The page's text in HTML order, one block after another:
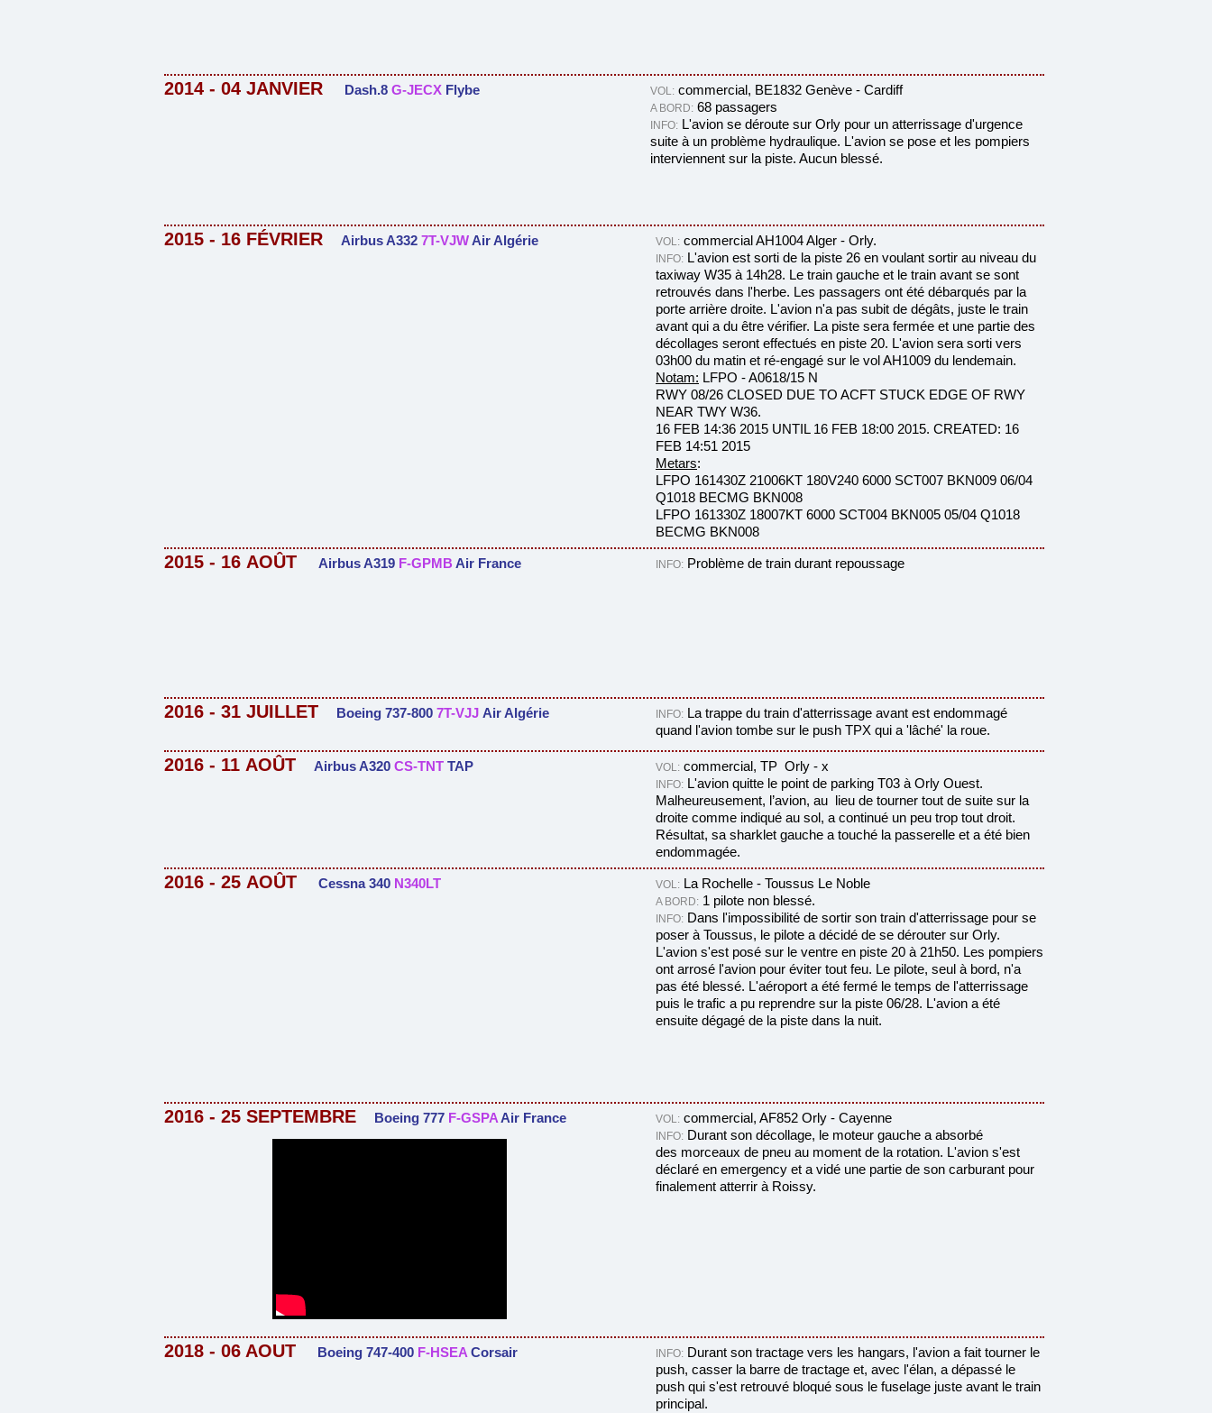
2014 - 04 JANVIER Dash.8 G-JECX Flybe VOL: commercial, BE1832 Genève - Cardiff
A BORD: 68 passagers
INFO: L'avion se déroute sur Orly pour un atterrissage d'urgence
suite à un problème hydraulique. L'avion se pose et les pompiers
interviennent sur la piste. Aucun blessé.
2015 - 16 FÉVRIER Airbus A332 7T-VJWAir Algérie VOL: commercial AH1004 Alger - Orly.
INFO: L'avion est sorti de la piste 26 en voulant sortir au niveau du
taxiway W35 à 14h28. Le train gauche et le train avant se sont
retrouvés dans l'herbe. Les passagers ont été débarqués par la
porte arrière droite. L'avion n'a pas subit de dégâts, juste le train
avant qui a du être vérifier. La piste sera fermée et une partie des
décollages seront effectués en piste 20. L'avion sera sorti vers
03h00 du matin et ré-engagé sur le vol AH1009 du lendemain.
Notam: LFPO - A0618/15 N
RWY 08/26 CLOSED DUE TO ACFT STUCK EDGE OF RWY
NEAR TWY W36.
16 FEB 14:36 2015 UNTIL 16 FEB 18:00 2015. CREATED: 16
FEB 14:51 2015
Metars:
LFPO 161430Z 21006KT 180V240 6000 SCT007 BKN009 06/04
Q1018 BECMG BKN008
LFPO 161330Z 18007KT 6000 SCT004 BKN005 05/04 Q1018
BECMG BKN008
2015 - 16 AOÛT Airbus A319 F-GPMB Air France INFO: Problème de train durant repoussage
2016 - 31 JUILLET Boeing 737-800 7T-VJJ Air Algérie INFO: La trappe du train d'atterrissage avant est endommagé
quand l'avion tombe sur le push TPX qui a 'lâché' la roue.
2016 - 11 AOÛT Airbus A320 CS-TNT TAP VOL: commercial, TP Orly - x
INFO: L'avion quitte le point de parking T03 à Orly Ouest.
Malheureusement, l’avion, au lieu de tourner tout de suite sur la
droite comme indiqué au sol, a continué un peu trop tout droit.
Résultat, sa sharklet gauche a touché la passerelle et a été bien
endommagée.
2016 - 25 AOÛT Cessna 340 N340LT VOL: La Rochelle - Toussus Le Noble
A BORD: 1 pilote non blessé.
INFO: Dans l'impossibilité de sortir son train d'atterrissage pour se
poser à Toussus, le pilote a décidé de se dérouter sur Orly.
L'avion s'est posé sur le ventre en piste 20 à 21h50. Les pompiers
ont arrosé l'avion pour éviter tout feu. Le pilote, seul à bord, n'a
pas été blessé. L'aéroport a été fermé le temps de l'atterrissage
puis le trafic a pu reprendre sur la piste 06/28. L'avion a été
ensuite dégagé de la piste dans la nuit.
2016 - 25 SEPTEMBRE Boeing 777 F-GSPAAir France VOL: commercial, AF852 Orly - Cayenne
INFO: Durant son décollage, le moteur gauche a absorbé
des morceaux de pneu au moment de la rotation. L'avion s'est
déclaré en emergency et a vidé une partie de son carburant pour
finalement atterrir à Roissy.
2018 - 06 AOUT Boeing 747-400 F-HSEA Corsair INFO: Durant son tractage vers les hangars, l'avion a fait tourner le
push, casser la barre de tractage et, avec l'élan, a dépassé le
push qui s'est retrouvé bloqué sous le fuselage juste avant le train
principal.